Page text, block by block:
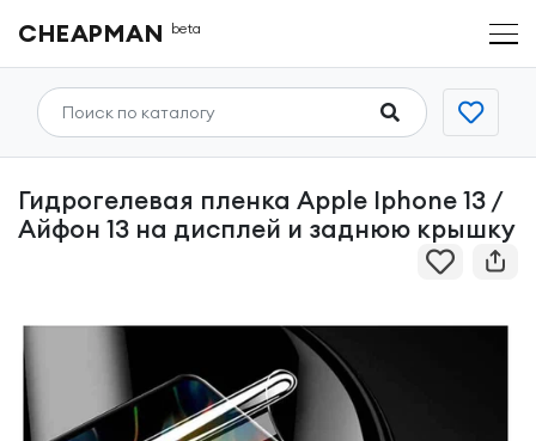
CHEAPMAN beta
Гидрогелевая пленка Apple Iphone 13 /
Айфон 13 на дисплей и заднюю крышку